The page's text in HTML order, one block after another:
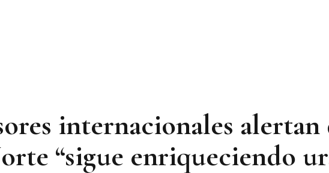
internacionales alertan
“sigue enriqueciendo